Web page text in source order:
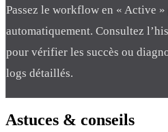
Passez le workflow en « Active »
automatiquement. Consultez
pour vérifier les succès ou
logs détaillés.
Astuces & conseils